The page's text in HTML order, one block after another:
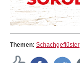
Themen: Schachgeflüster